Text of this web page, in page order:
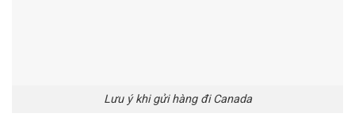
Lưu ý khi gửi hàng đi Canada